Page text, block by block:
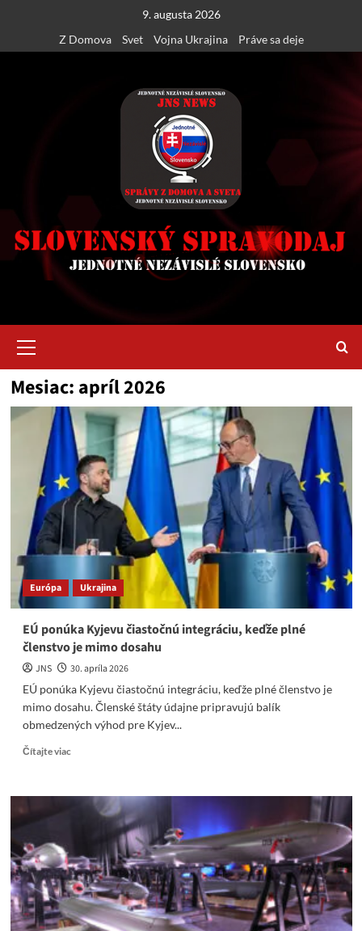
content
9. augusta 2026
Z Domova
Svet Vojna Ukrajina Práve sa deje
Menu
Mesiac: apríl 2026
Európa Ukrajina
EÚ ponúka Kyjevu čiastočnú integráciu, keďže plné
členstvo je mimo dosahu
JNS
30. apríla 2026
EÚ ponúka Kyjevu čiastočnú integráciu, keďže plné členstvo je
mimo dosahu. Členské štáty údajne pripravujú balík
obmedzených výhod pre Kyjev...
Čítajte viacRead
EÚ
ponúka
čiastočnú
integráciu,
keďže
plné
členstvo
je